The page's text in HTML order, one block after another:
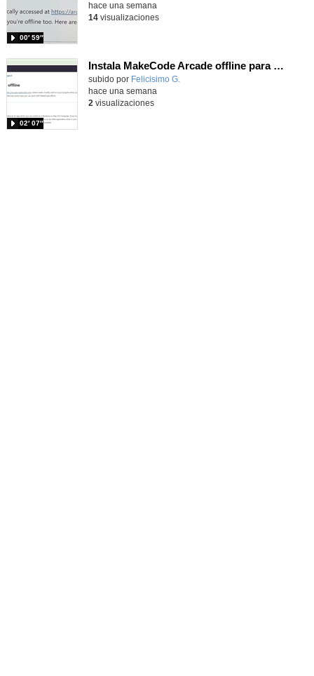
00′ 59″
hace una semana
14visualizaciones
Instala MakeCode Arcade offline para programar grandes juegos sin necesidad de Internet
Contenido educativo.
subido por Felicisimo G.
02′ 07″
hace una semana
2 visualizaciones